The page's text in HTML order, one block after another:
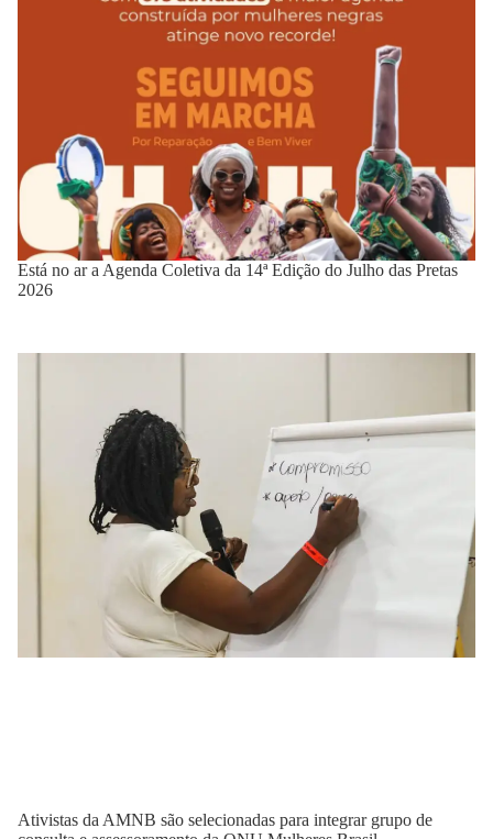
Está no ar a Agenda Coletiva da 14ª Edição do Julho das Pretas
2026
Ativistas da AMNB são selecionadas para integrar grupo de